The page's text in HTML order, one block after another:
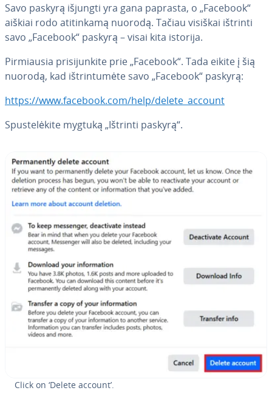
Savo paskyrą išjungti yra gana paprasta, o „Facebook“
aiškiai rodo ati­tin­ka­mą nuorodą. Tačiau visiškai ištrinti
savo „Facebook“ paskyrą – visai kita istorija.
Pir­miau­sia pri­si­jun­ki­te prie „Facebook“. Tada eikite į šią
nuorodą, kad iš­trin­tu­mė­te savo „Facebook“ paskyrą:
https://www.facebook.com/help/delete_account
Spus­te­lė­ki­te mygtuką „Ištrinti paskyrą“.
Click on ‘Delete account’.